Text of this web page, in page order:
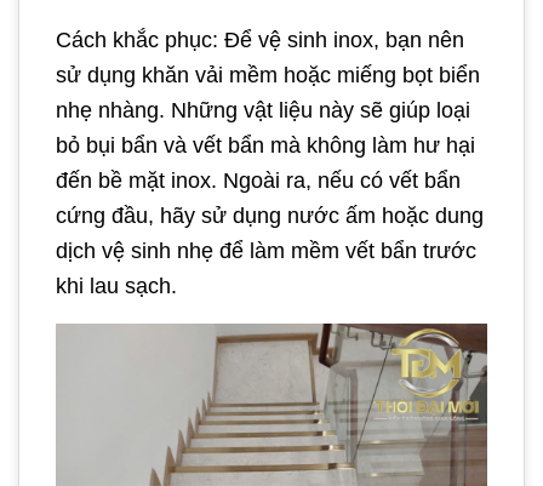
Cách khắc phục: Để vệ sinh inox, bạn nên
sử dụng khăn vải mềm hoặc miếng bọt biển
nhẹ nhàng. Những vật liệu này sẽ giúp loại
bỏ bụi bẩn và vết bẩn mà không làm hư hại
đến bề mặt inox. Ngoài ra, nếu có vết bẩn
cứng đầu, hãy sử dụng nước ấm hoặc dung
dịch vệ sinh nhẹ để làm mềm vết bẩn trước
khi lau sạch.